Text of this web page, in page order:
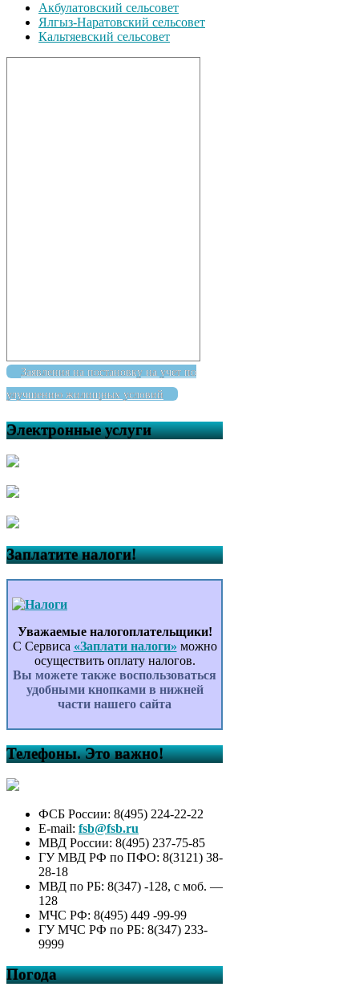
Акбулатовский сельсовет
Ялгыз-Наратовский сельсовет
Кальтяевский сельсовет
Заявления на постановку на учет по
улучшению жилищных условий
Электронные услуги
Заплатите налоги!
Уважаемые налогоплательщики!
С Сервиса «Заплати налоги» можно
осуществить оплату налогов.
Вы можете также воспользоваться
удобными кнопками в нижней
части нашего сайта
Телефоны. Это важно!
ФСБ России: 8(495) 224-22-22
E-mail: fsb@fsb.ru
МВД России: 8(495) 237-75-85
ГУ МВД РФ по ПФО: 8(3121) 38-
28-18
МВД по РБ: 8(347) -128, с моб. —
128
МЧС РФ: 8(495) 449 -99-99
ГУ МЧС РФ по РБ: 8(347) 233-
9999
Погода